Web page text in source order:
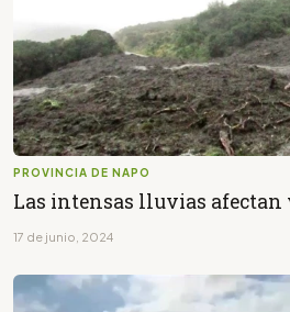
PROVINCIA DE NAPO
Las intensas lluvias
17 de junio, 2024